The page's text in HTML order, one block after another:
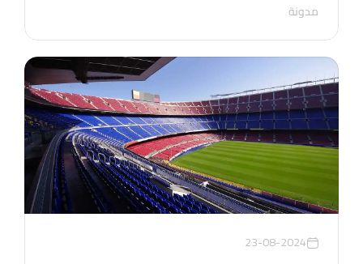
مدونة
23-08-2024